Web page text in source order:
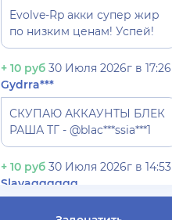
Evolve-Rp акки супер жир
по низким ценам! Успей!
+ 10 руб 30 Июля 2026г в 17:26
Gydrra***
СКУПАЮ АККАУНТЫ БЛЕК
РАША ТГ - @blac***ssia***1
+ 10 руб 30 Июля 2026г в 14:53
Slavagggggg